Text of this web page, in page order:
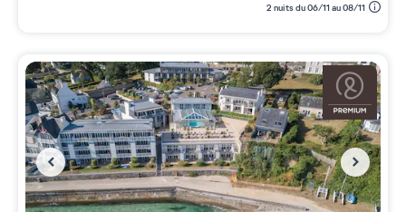
2 nuits du 06/11 au 08/11